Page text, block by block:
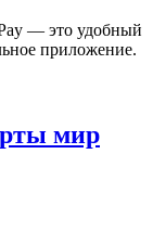
— это удобный
приложение.
мир